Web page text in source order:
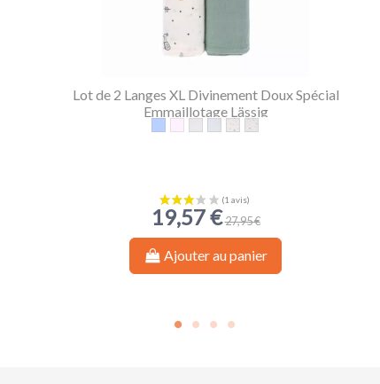
Lot de 2 Langes XL Divinement Doux Spécial
Emmaillotage Lässig
19,57 €27,95 €
Baleine d'eau
Cygne d'eau
Lela Rose Clair
Lela Bleu Clair
Garden Explorer Tracteur
Garden Explorer
Ajouter au panier